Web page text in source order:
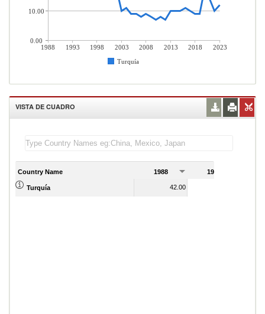
1988 1993 1998 2003 2008 2013 2018
2023
Turquía
10.00
0.00
VISTA DE CUADRO
Country Name 1988 1989
Turquía 42.00